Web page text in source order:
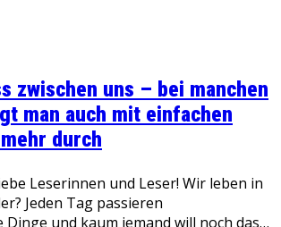
zwischen uns – bei manchen
man auch mit einfachen
durch
Leserinnen und Leser! Wir leben in
Jeden Tag passieren
und kaum jemand will noch das…